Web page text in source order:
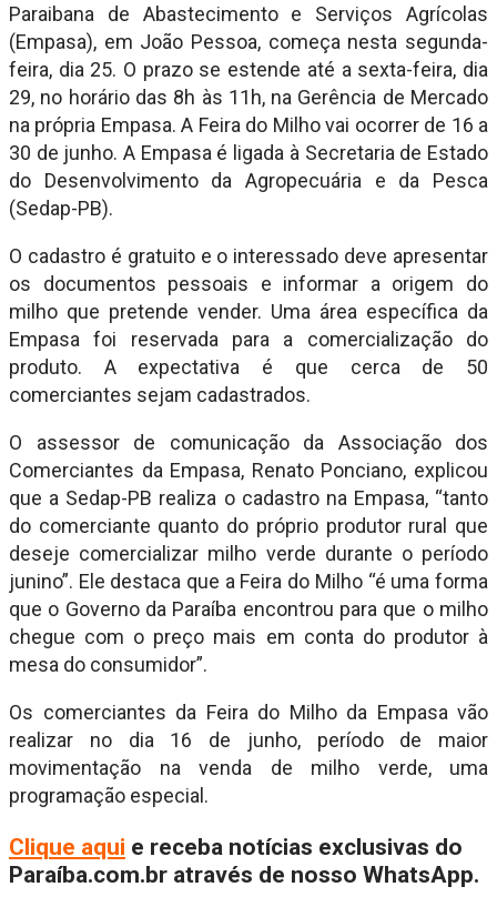
Paraibana de Abastecimento e Serviços Agrícolas
(Empasa), em João Pessoa, começa nesta segunda-
feira, dia 25. O prazo se estende até a sexta-feira, dia
29, no horário das 8h às 11h, na Gerência de Mercado
na própria Empasa. A Feira do Milho vai ocorrer de 16 a
30 de junho. A Empasa é ligada à Secretaria de Estado
do Desenvolvimento da Agropecuária e da Pesca
(Sedap-PB).
O cadastro é gratuito e o interessado deve apresentar
os documentos pessoais e informar a origem do
milho que pretende vender. Uma área específica da
Empasa foi reservada para a comercialização do
produto. A expectativa é que cerca de 50
comerciantes sejam cadastrados.
O assessor de comunicação da Associação dos
Comerciantes da Empasa, Renato Ponciano, explicou
que a Sedap-PB realiza o cadastro na Empasa, “tanto
do comerciante quanto do próprio produtor rural que
deseje comercializar milho verde durante o período
junino”. Ele destaca que a Feira do Milho “é uma forma
que o Governo da Paraíba encontrou para que o milho
chegue com o preço mais em conta do produtor à
mesa do consumidor”.
Os comerciantes da Feira do Milho da Empasa vão
realizar no dia 16 de junho, período de maior
movimentação na venda de milho verde, uma
programação especial.
Clique aqui e receba notícias exclusivas do
Paraíba.com.br através de nosso WhatsApp.